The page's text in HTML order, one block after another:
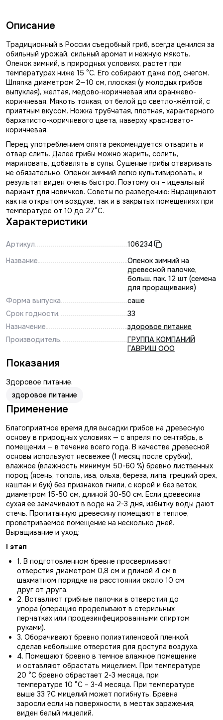
Описание
Традиционный в России съедобный гриб, всегда ценился за
обильный урожай, сильный аромат и нежную мякоть.
Опенок зимний, в природных условиях, растет при
температурах ниже 15 °С. Его собирают даже под снегом.
Шляпка диаметром 2—10 см, плоская (у молодых грибов
выпуклая), желтая, медово-коричневая или оранжево-
коричневая. Мякоть тонкая, от белой до светло-жёлтой, с
приятным вкусом. Ножка трубчатая, плотная, характерного
бархатисто-коричневого цвета, наверху красновато-
коричневая.
Перед употреблением опята рекомендуется отварить и
отвар слить. Далее грибы можно жарить, солить,
мариновать, добавлять в супы. Сушеные грибы отваривать
не обязательно. Опёнок зимний легко культивировать, и
результат виден очень быстро. Поэтому он – идеальный
вариант для новичков. Советы по разведению: Выращивают
как на открытом воздухе, так и в закрытых помещениях при
температуре от 10 до 27°С.
Характеристики
Артикул
106234
Название
Опенок зимний на
древесной палочке,
больш. пак. 12 шт (семена
для проращивания)
Форма выпуска
саше
Срок годности
33
Назначение
здоровое питание
Производитель
ГРУППА КОМПАНИЙ
ГАВРИШ ООО
Показания
Здоровое питание.
здоровое питание
Применение
Благоприятное время для высадки грибов на древесную
основу в природных условиях — с апреля по сентябрь, в
помещении — в течение всего года. В качестве древесной
основы используют несвежее (1 месяц после срубки),
влажное (влажность минимум 50-60 %) бревно лиственных
пород (ясень, тополь, ива, ольха, береза, липа, грецкий орех,
каштан и бук) без признаков гнили, с корой и без веток,
диаметром 15-50 см, длиной 30-50 см. Если древесина
сухая ее замачивают в воде на 2-3 дня, избытку воды дают
стечь. Пропитанную древесину помещают в теплое,
проветриваемое помещение на несколько дней.
Выращивание и уход:
I этап
1. В подготовленном бревне просверливают
отверстия диаметром 0,8 см и длиной 4 см в
шахматном порядке на расстоянии около 10 см
друг от друга.
2. Вставляют грибные палочки в отверстия до
упора (операцию проделывают в стерильных
перчатках или продезинфецированными спиртом
руками).
3. Оборачивают бревно полиэтиленовой пленкой,
сделав небольшие отверстия для доступа воздуха.
4. Помещают бревно в темное влажное помещение
и оставляют обрастать мицелием. При температуре
20 °С бревно обрастает 2-3 месяца, при
температуре 10 °С – 3-4 месяца. При температуре
выше 33 ?С мицелий может погибнуть. Бревна
заросли если на поверхности, в местах заражения,
виден белый мицелий.